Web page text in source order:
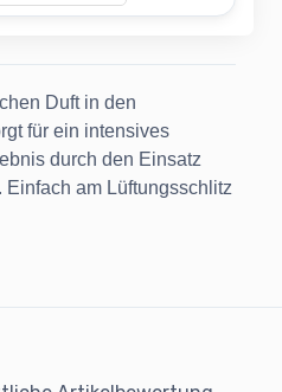
Duft in den
für ein intensives
durch den Einsatz
Einfach am Lüftungsschlitz